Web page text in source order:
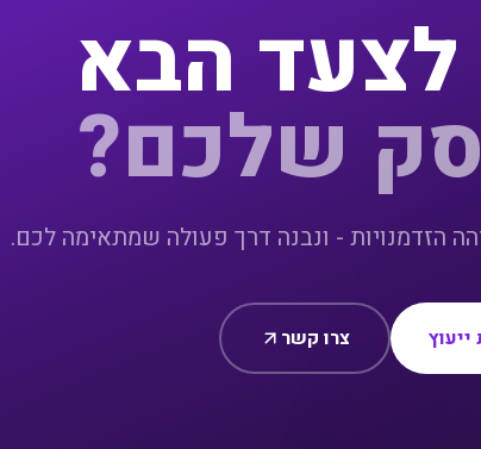
לצעד הבא
שלכם?
הזדמנויות - ונבנה דרך פעולה שמתאימה לכם.
צרו קשר